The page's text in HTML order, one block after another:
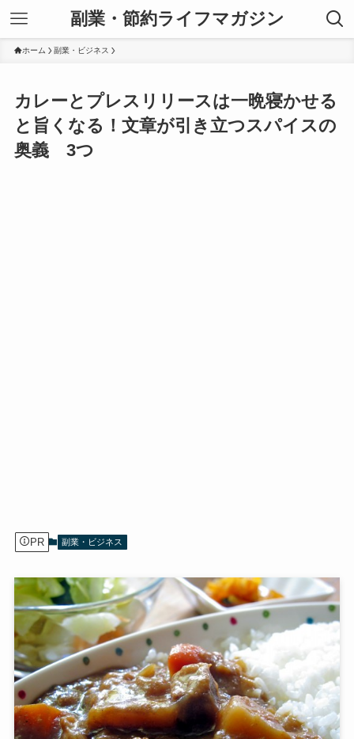
副業・節約ライフマガジン
ホーム 副業・ビジネス
カレーとプレスリリースは一晩寝かせる
と旨くなる！文章が引き立つスパイスの
奥義 3つ
PR 副業・ビジネス